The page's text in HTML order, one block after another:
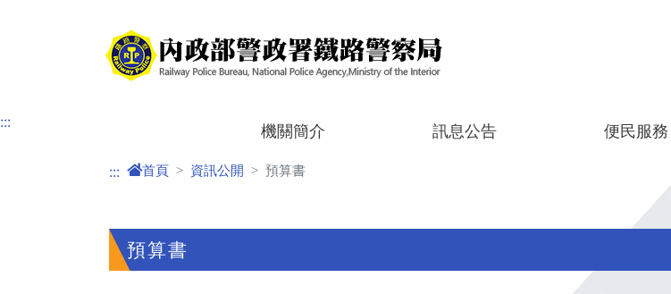
::: 機關簡介 訊息公告 便民服務
::: 首頁 資訊公開 預算書
預算書